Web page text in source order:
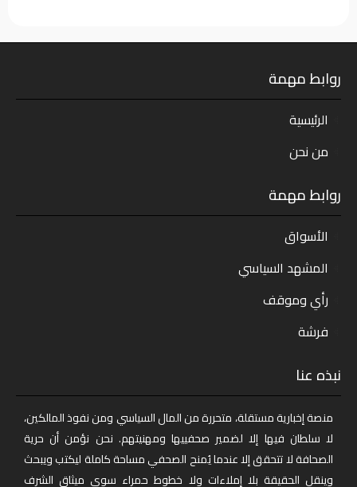
روابط مهمة
الرئيسية
من نحن
روابط مهمة
الأسواق
المشهد السياسي
رأي وموقف
فرشة
نبذه عنا
منصة إخبارية مستقلة، متحررة من المال السياسي ومن نفوذ المالكين،
لا سلطان فيها إلا لضمير صحفييها ومهنيتهم. نحن نؤمن أن حرية
الصحافة لا تتحقق إلا عندما يُمنح الصحفي مساحة كاملة ليكتب ويبحث
وينقل الحقيقة بلا إملاءات ولا خطوط حمراء سوى ميثاق الشرف